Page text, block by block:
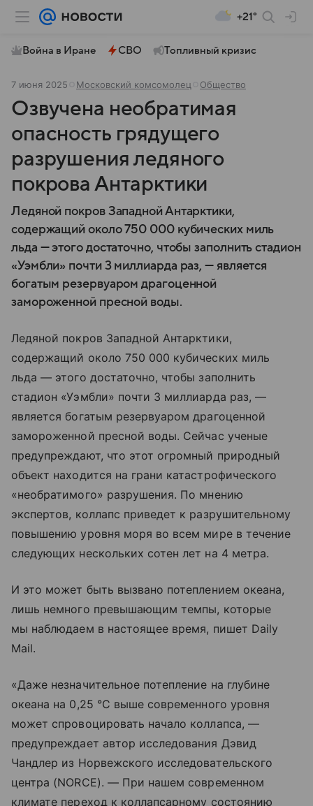
+21°
Война в Иране СВО Топливный кризис
7 июня 2025 Московский комсомолец Общество
Озвучена необратимая
опасность грядущего
разрушения ледяного
покрова Антарктики
Ледяной покров Западной Антарктики,
содержащий около 750 000 кубических миль
льда — этого достаточно, чтобы заполнить стадион
«Уэмбли» почти 3 миллиарда раз, — является
богатым резервуаром драгоценной
замороженной пресной воды.
Ледяной покров Западной Антарктики,
содержащий около 750 000 кубических миль
льда — этого достаточно, чтобы заполнить
стадион «Уэмбли» почти 3 миллиарда раз, —
является богатым резервуаром драгоценной
замороженной пресной воды. Сейчас ученые
предупреждают, что этот огромный природный
объект находится на грани катастрофического
«необратимого» разрушения. По мнению
экспертов, коллапс приведет к разрушительному
повышению уровня моря во всем мире в течение
следующих нескольких сотен лет на 4 метра.
И это может быть вызвано потеплением океана,
лишь немного превышающим темпы, которые
мы наблюдаем в настоящее время, пишет Daily
Mail.
«Даже незначительное потепление на глубине
океана на 0,25 °C выше современного уровня
может спровоцировать начало коллапса, —
предупреждает автор исследования Дэвид
Чандлер из Норвежского исследовательского
центра (NORCE). — При нашем современном
климате переход к коллапсарному состоянию